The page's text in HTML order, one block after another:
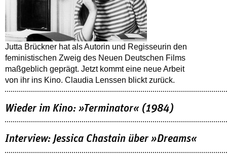
Jutta Brückner hat als Autorin und Regisseurin den
feministischen Zweig des Neuen Deutschen Films
maßgeblich geprägt. Jetzt kommt eine neue Arbeit
von ihr ins Kino. Claudia Lenssen blickt zurück.
Wieder im Kino: »Terminator« (1984)
Interview: Jessica Chastain über »Dreams«